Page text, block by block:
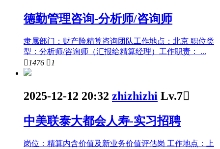
德勤管理咨询-分析师/咨询师
隶属部门：财产险精算咨询团队工作地点：北京 职位类
型：分析师/咨询师（汇报给精算经理）工作职责： ...
 1476  1
2025-12-12 20:32 zhizhizhi Lv.7
中美联泰大都会人寿-实习招聘
岗位：精算内含价值及新业务价值评估岗 工作地点：上